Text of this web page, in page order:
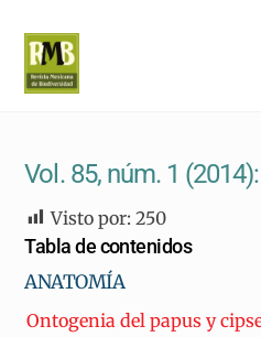
content
Vol. 85, núm. 1
Visto por: 250
Tabla de contenidos
ANATOMÍA
Ontogenia del papus y